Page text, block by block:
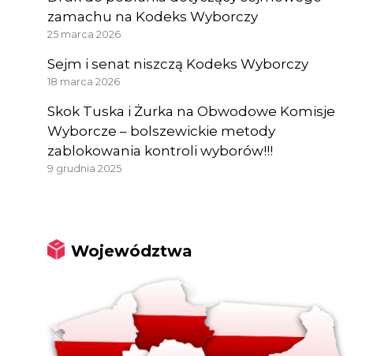
zamachu na Kodeks Wyborczy
25 marca 2026
Sejm i senat niszczą Kodeks Wyborczy
18 marca 2026
Skok Tuska i Żurka na Obwodowe Komisje
Wyborcze – bolszewickie metody
zablokowania kontroli wyborów!!!
9 grudnia 2025
Województwa